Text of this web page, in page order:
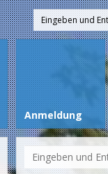
Anmeldung